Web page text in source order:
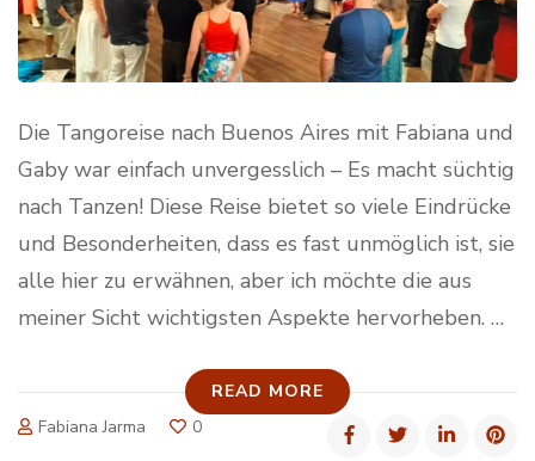
Die Tangoreise nach Buenos Aires mit Fabiana und
Gaby war einfach unvergesslich – Es macht süchtig
nach Tanzen! Diese Reise bietet so viele Eindrücke
und Besonderheiten, dass es fast unmöglich ist, sie
alle hier zu erwähnen, aber ich möchte die aus
meiner Sicht wichtigsten Aspekte hervorheben. …
READ MORE
Fabiana Jarma
0